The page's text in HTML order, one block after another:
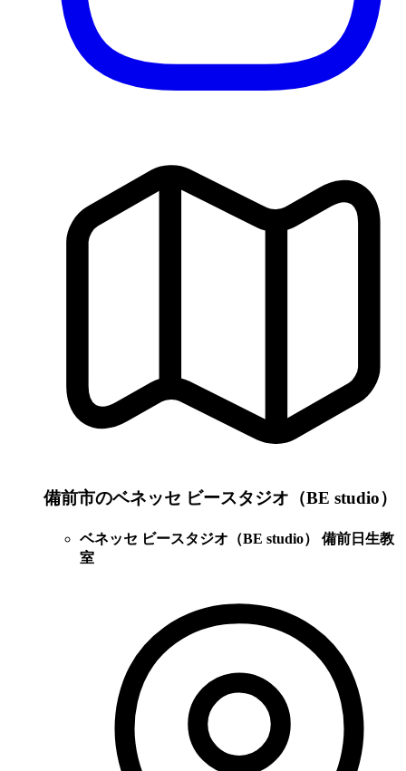
備前市のベネッセ ビースタジオ（BE studio）
ベネッセ ビースタジオ（BE studio） 備前日生教
室